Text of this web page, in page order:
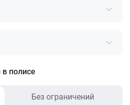
полисе
Без ограничений